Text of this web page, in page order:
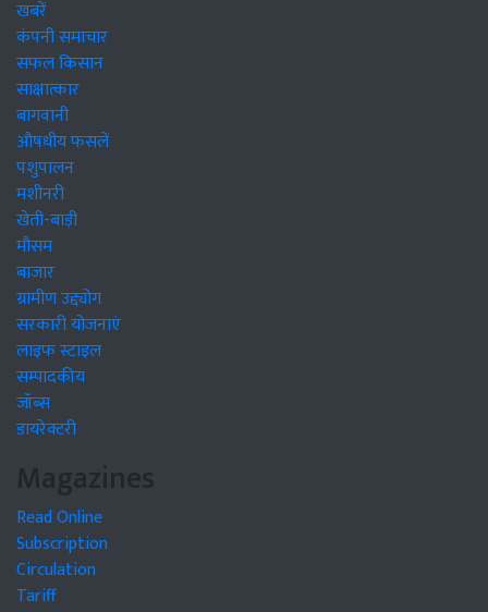
खबरें
कंपनी समाचार
सफल किसान
साक्षात्कार
बागवानी
औषधीय फसलें
पशुपालन
मशीनरी
खेती-बाड़ी
मौसम
बाजार
ग्रामीण उद्द्योग
सरकारी योजनाएं
लाइफ स्टाइल
सम्पादकीय
जॉब्स
डायरेक्टरी
Magazines
Read Online
Subscription
Circulation
Tariff